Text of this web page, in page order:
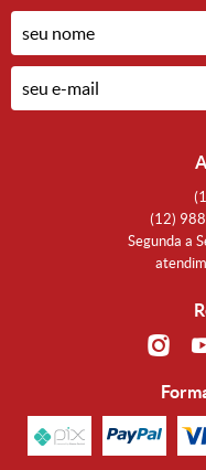
(12)
Segunda a